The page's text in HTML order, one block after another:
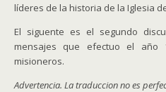
líderes de la historia de la Iglesia
El siguente es el segundo
mensajes que efectuo el año
misioneros.
Advertencia. La traduccion no es